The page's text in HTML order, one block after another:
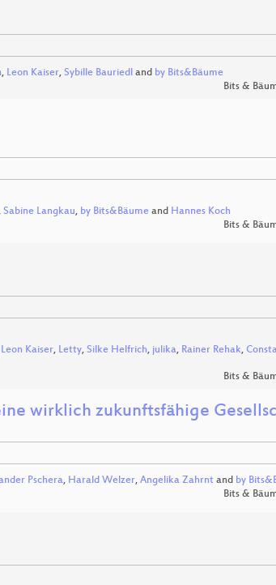
, Leon Kaiser, Sybille Bauriedl and by Bits&Bäume
Bits &
Sabine Langkau, by Bits&Bäume and Hannes Koch
Bits &
Leon Kaiser, Letty, Silke Helfrich, julika, Rainer Rehak,
Bits &
wirklich zukunftsfähige
Pschera, Harald Welzer, Angelika Zahrnt and by
Bits &